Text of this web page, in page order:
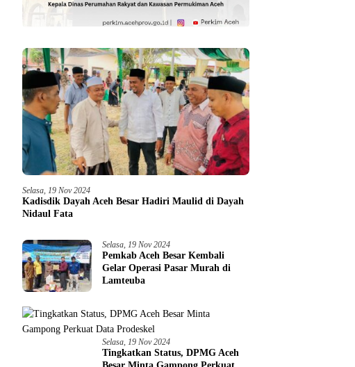
Selasa, 19 Nov 2024
Kadisdik Dayah Aceh Besar Hadiri Maulid di Dayah
Nidaul Fata
Selasa, 19 Nov 2024
Pemkab Aceh Besar Kembali
Gelar Operasi Pasar Murah di
Lamteuba
Selasa, 19 Nov 2024
Tingkatkan Status, DPMG Aceh